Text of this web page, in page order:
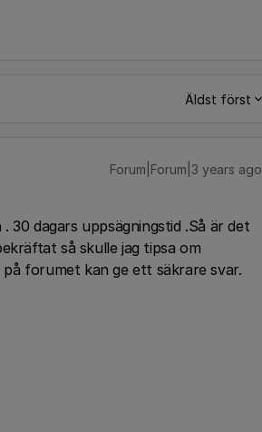
Äldst först
Forum|Forum|3 years ago
30 dagars uppsägningstid .Så är det
så skulle jag tipsa om
forumet kan ge ett säkrare svar.